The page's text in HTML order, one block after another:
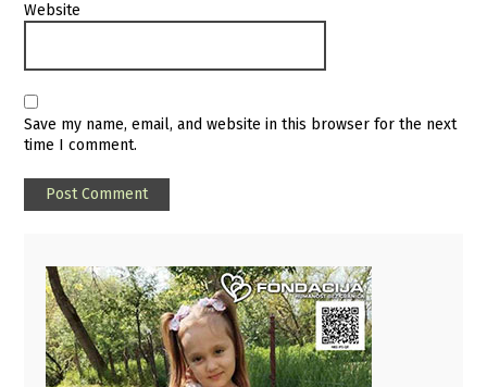
Website
Save my name, email, and website in this browser for the next
time I comment.